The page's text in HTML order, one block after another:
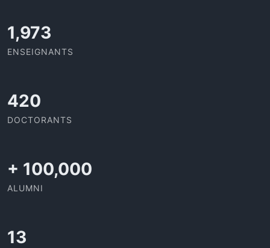
2,142
ENSEIGNANTS
437
DOCTORANTS
+ 100,000
ALUMNI
13